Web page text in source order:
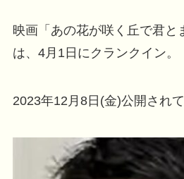
映画「あの花が咲く丘で君と
は、4月1日にクランクイン。
2023年12月8日(金)公開されて